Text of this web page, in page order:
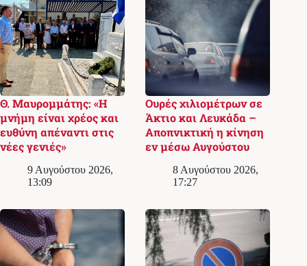
Θ. Μαυρομμάτης: «Η
μνήμη είναι χρέος και
ευθύνη απέναντι στις
νέες γενιές»
9 Αυγούστου 2026,
13:09
Ουρές χιλιομέτρων σε
Άκτιο και Λευκάδα –
Αποπνικτική η κίνηση
εν μέσω Αυγούστου
8 Αυγούστου 2026,
17:27